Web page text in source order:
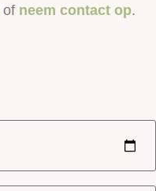
of neem contact op.